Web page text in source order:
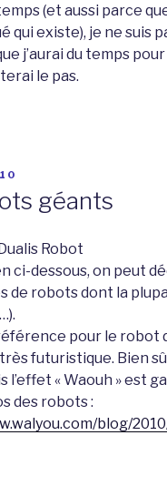
(et aussi parce
qui existe), je ne suis
j’aurai du temps
le pas.
géants
ci-dessous, on peut
de robots dont la
pour le robot
futuristique. Bien
l’effet « Waouh » est
des robots :
blog/